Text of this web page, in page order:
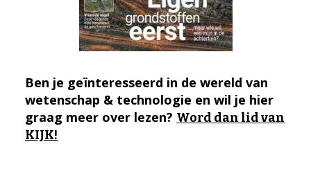
Ben je geïnteresseerd in de wereld van
wetenschap & technologie en wil je hier
graag meer over lezen? Word dan lid van
KIJK!